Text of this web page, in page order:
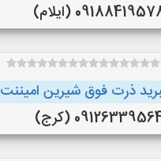
(ایلام)
ذرت فوق شیرین امیننت
(کرج)